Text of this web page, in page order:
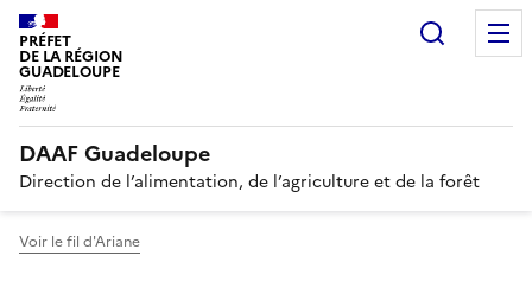
PRÉFET
DE LA RÉGION
GUADELOUPE
DAAF Guadeloupe
Direction de l’alimentation, de l’agriculture et de la forêt
Voir le fil d'Ariane